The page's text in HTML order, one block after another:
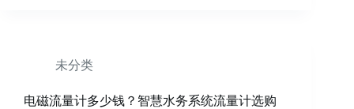
未分类
电磁流量计多少钱？智慧水务系统流量计选购